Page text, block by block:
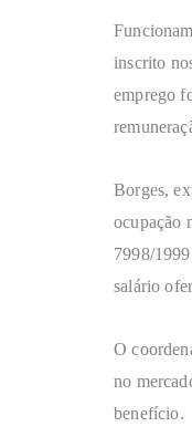
inscrito
emprego
Borges,
ocupação
7998/
salário
O
no
benefício.